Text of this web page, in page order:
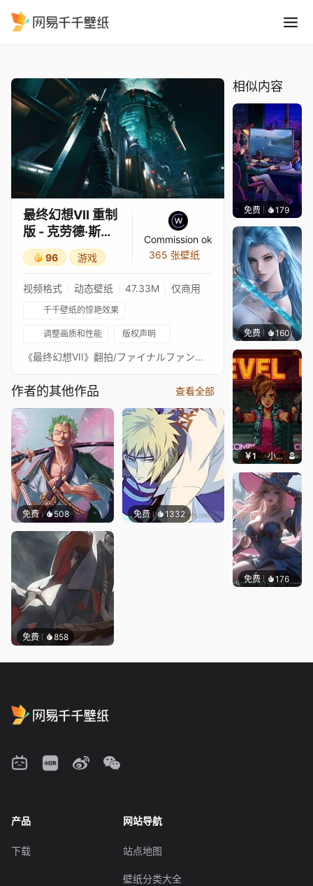
最终幻想VII 重制
版 - 克劳德·斯特
莱夫
96 游戏
Commission ok
365 张壁纸
视频格式 动态壁纸 47.33M 仅商用
千千壁纸的惊艳效果
调整画质和性能 版权声明
《最终幻想VII》翻拍/ファイナルファンタジーVII リメイク - 云之争/クラウド・ストライフ
作者的其他作品 查看全部
免费 508 免费 1332
免费 858
相似内容
免费 179
免费 160好看
￥1 小鹿子
免费 176｡
产品
下载
网站导航
站点地图
壁纸分类大全